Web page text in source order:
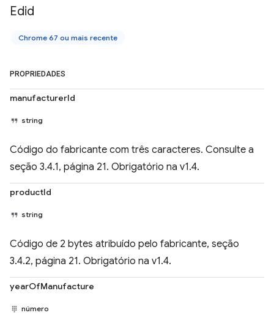
Edid
Chrome 67 ou mais recente
PROPRIEDADES
manufacturerId
string
Código do fabricante com três caracteres. Consulte a
seção 3.4.1, página 21. Obrigatório na v1.4.
productId
string
Código de 2 bytes atribuído pelo fabricante, seção
3.4.2, página 21. Obrigatório na v1.4.
yearOfManufacture
número